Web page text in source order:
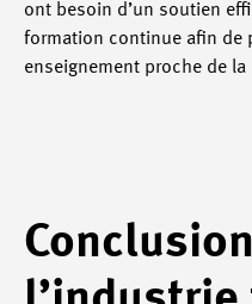
ont besoin d’un soutien
formation continue afin de
enseignement proche de